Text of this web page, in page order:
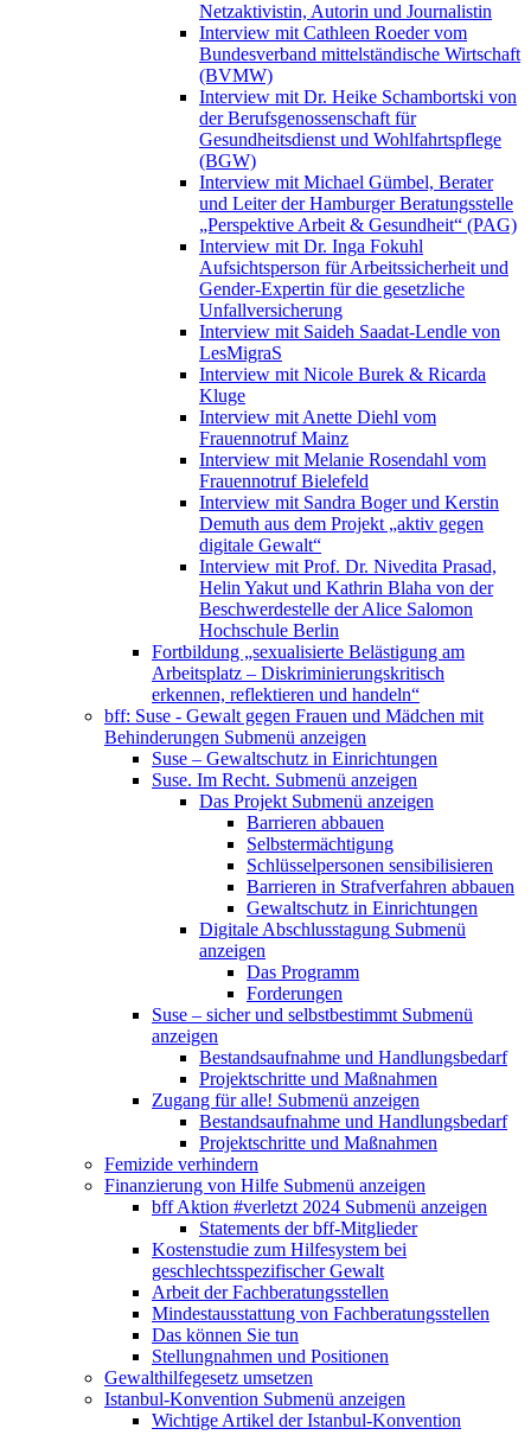
Netzaktivistin, Autorin und Journalistin
Interview mit Cathleen Roeder vom
Bundesverband mittelständische Wirtschaft
(BVMW)
Interview mit Dr. Heike Schambortski von
der Berufsgenossenschaft für
Gesundheitsdienst und Wohlfahrtspflege
(BGW)
Interview mit Michael Gümbel, Berater
und Leiter der Hamburger Beratungsstelle
„Perspektive Arbeit & Gesundheit“ (PAG)
Interview mit Dr. Inga Fokuhl
Aufsichtsperson für Arbeitssicherheit und
Gender-Expertin für die gesetzliche
Unfallversicherung
Interview mit Saideh Saadat-Lendle von
LesMigraS
Interview mit Nicole Burek & Ricarda
Kluge
Interview mit Anette Diehl vom
Frauennotruf Mainz
Interview mit Melanie Rosendahl vom
Frauennotruf Bielefeld
Interview mit Sandra Boger und Kerstin
Demuth aus dem Projekt „aktiv gegen
digitale Gewalt“
Interview mit Prof. Dr. Nivedita Prasad,
Helin Yakut und Kathrin Blaha von der
Beschwerdestelle der Alice Salomon
Hochschule Berlin
Fortbildung „sexualisierte Belästigung am
Arbeitsplatz – Diskriminierungskritisch
erkennen, reflektieren und handeln“
bff: Suse - Gewalt gegen Frauen und Mädchen mit
Behinderungen Submenü anzeigen
Suse – Gewaltschutz in Einrichtungen
Suse. Im Recht. Submenü anzeigen
Das Projekt Submenü anzeigen
Barrieren abbauen
Selbstermächtigung
Schlüsselpersonen sensibilisieren
Barrieren in Strafverfahren abbauen
Gewaltschutz in Einrichtungen
Digitale Abschlusstagung Submenü
anzeigen
Das Programm
Forderungen
Suse – sicher und selbstbestimmt Submenü
anzeigen
Bestandsaufnahme und Handlungsbedarf
Projektschritte und Maßnahmen
Zugang für alle! Submenü anzeigen
Bestandsaufnahme und Handlungsbedarf
Projektschritte und Maßnahmen
Femizide verhindern
Finanzierung von Hilfe Submenü anzeigen
bff Aktion #verletzt 2024 Submenü anzeigen
Statements der bff-Mitglieder
Kostenstudie zum Hilfesystem bei
geschlechtsspezifischer Gewalt
Arbeit der Fachberatungsstellen
Mindestausstattung von Fachberatungsstellen
Das können Sie tun
Stellungnahmen und Positionen
Gewalthilfegesetz umsetzen
Istanbul-Konvention Submenü anzeigen
Wichtige Artikel der Istanbul-Konvention